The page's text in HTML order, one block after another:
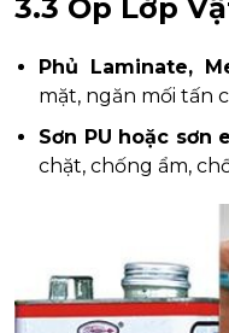
3.3 Ốp Lớp
Phủ Laminate,
mặt, ngăn mối tấn
Sơn PU hoặc sơn
chặt, chống ẩm,